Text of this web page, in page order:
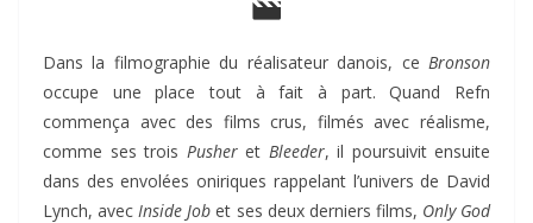
Dans la filmographie du réalisateur danois, ce Bronson
occupe une place tout à fait à part. Quand Refn
commença avec des films crus, filmés avec réalisme,
comme ses trois Pusheret Bleeder, il poursuivit ensuite
dans des envolées oniriques rappelant l’univers de David
Lynch, avec Inside Job et ses deux derniers films, Only God